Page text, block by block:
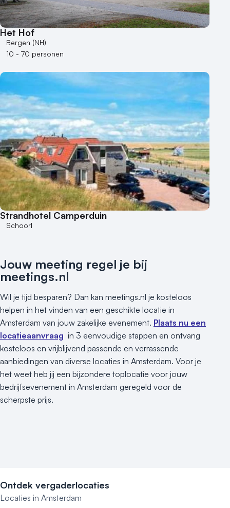
Het Hof
Bergen (NH)
10 - 70 personen
Strandhotel Camperduin
Schoorl
Jouw meeting regel je bij
meetings.nl
Wil je tijd besparen? Dan kan meetings.nl je kosteloos
helpen in het vinden van een geschikte locatie in
Amsterdam van jouw zakelijke evenement. Plaats nu een
locatieaanvraag in 3 eenvoudige stappen en ontvang
kosteloos en vrijblijvend passende en verrassende
aanbiedingen van diverse locaties in Amsterdam. Voor je
het weet heb jij een bijzondere toplocatie voor jouw
bedrijfsevenement in Amsterdam geregeld voor de
scherpste prijs.
Ontdek vergaderlocaties
Locaties in Amsterdam